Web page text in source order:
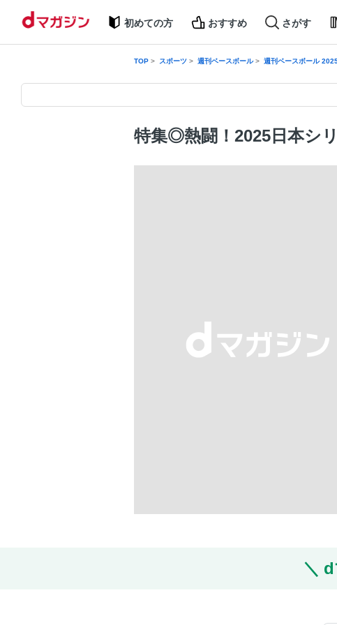
初めての方 おすすめ さがす
TOP スポーツ 週刊ベースボール 週刊ベースボール
特集◎熱闘！2025日本シ